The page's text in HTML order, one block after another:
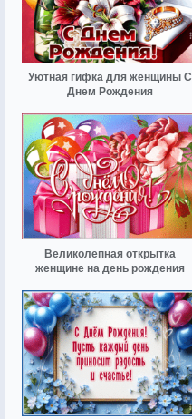
Уютная гифка для женщины С
Днем Рождения
Великолепная открытка
женщине на день рождения